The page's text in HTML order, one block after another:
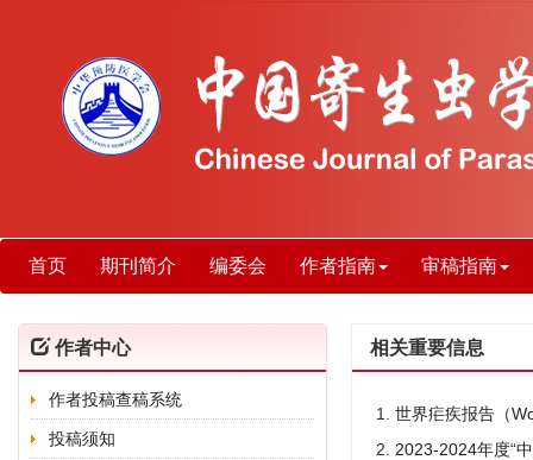
首页 期刊简介 编委会 作者指南 审稿指南
作者中心
作者投稿查稿系统
投稿须知
相关重要信息
1.
世界疟疾报告（
2.
2023-2024年度“